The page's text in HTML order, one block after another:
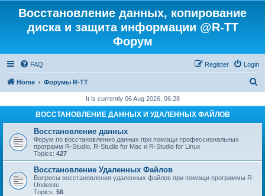
Восстановление данных, копирование
диска и защита информации @R-TT
Форум
FAQ Login
Register
Home Форумы R-TT
r
It is currently 06 Aug 2026, 06:28
ВОССТАНОВЛЕНИЕ ДАННЫХ И УДАЛЕННЫХ ФАЙЛОВ
Восстановление данных
Форум по восстановлению данных при помощи профессиональных
программ R-Studio, R-Studio for Mac и R-Studio for Linux
Topics: 427
Восстановление Удаленных Файлов
Вопросы восстановления удаленных файлов при помощи программы R-
Undelete
Topics: 56